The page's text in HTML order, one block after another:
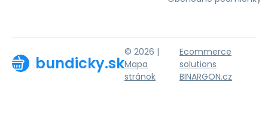
bundicky.sk
© 2026 |
Mapa
stránok
Ecommerce
solutions
BINARGON.cz